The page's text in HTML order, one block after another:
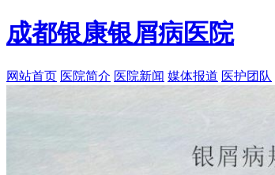
成都银康银屑病医院
网站首页 医院简介 医院新闻 媒体报道 医护团队